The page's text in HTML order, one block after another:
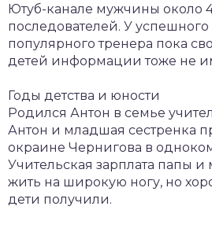
Ютуб-канале мужчины около
последователей. У
популярного тренера пока
детей информации тоже не
Годы детства и юности
Родился Антон в семье
Антон и младшая сестренка
окраине Чернигова в
Учительская зарплата папы
жить на широкую ногу, но
дети получили.